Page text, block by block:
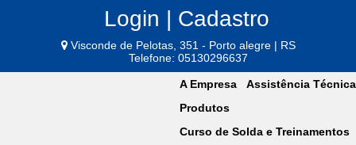
Login | Cadastro
Visconde de Pelotas, 351 - Porto alegre | RS
Telefone: 05130296637
A Empresa
Assistência Técnica
Produtos
Curso de Solda e Treinamentos